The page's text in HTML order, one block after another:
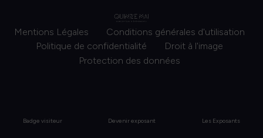
Mentions Légales
Conditions générales d'utilisation
Politique de confidentialité
Droit à l'image
Protection des données
Badge visiteur Devenir exposant Les Exposants